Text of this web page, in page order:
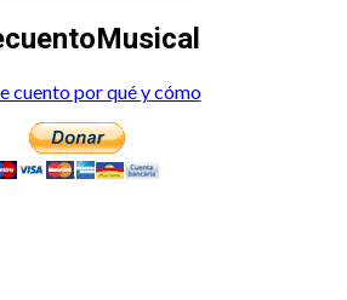
cuento por qué y cómo